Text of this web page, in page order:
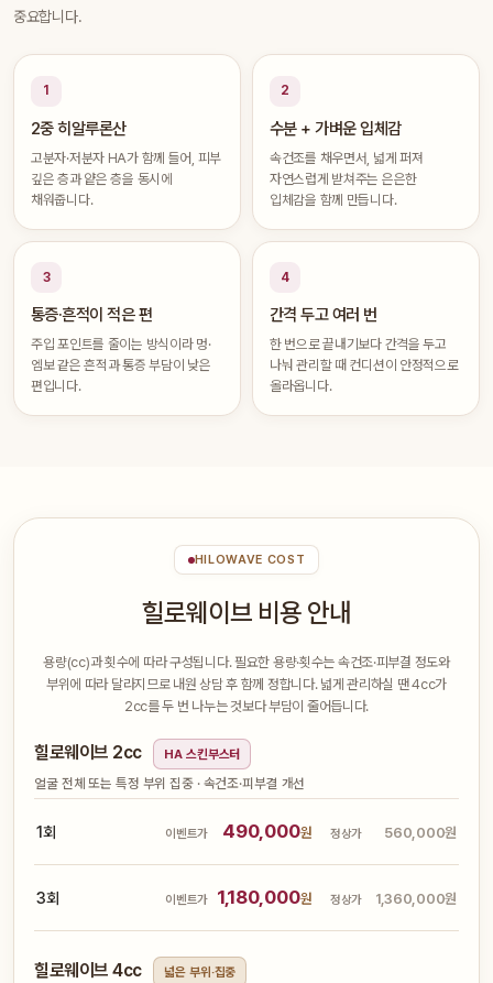
중요합니다.
1
2중 히알루론산
고분자·저분자 HA가 함께 들어, 피부
깊은 층과 얕은 층을 동시에
채워줍니다.
2
수분 + 가벼운 입체감
속건조를 채우면서, 넓게 퍼져
자연스럽게 받쳐주는 은은한
입체감을 함께 만듭니다.
3
통증·흔적이 적은 편
주입 포인트를 줄이는 방식이라 멍·
엠보 같은 흔적과 통증 부담이 낮은
편입니다.
4
간격 두고 여러 번
한 번으로 끝내기보다 간격을 두고
나눠 관리할 때 컨디션이 안정적으로
올라옵니다.
HILOWAVE COST
힐로웨이브 비용 안내
용량(cc)과 횟수에 따라 구성됩니다. 필요한 용량·횟수는 속건조·피부결 정도와
부위에 따라 달라지므로 내원 상담 후 함께 정합니다. 넓게 관리하실 땐 4cc가
2cc를 두 번 나누는 것보다 부담이 줄어듭니다.
힐로웨이브 2cc HA 스킨부스터
얼굴 전체 또는 특정 부위 집중 · 속건조·피부결 개선
1회 이벤트가 490,000원 정상가 560,000원
3회 이벤트가 1,180,000원 정상가 1,360,000원
힐로웨이브 4cc 넓은 부위·집중